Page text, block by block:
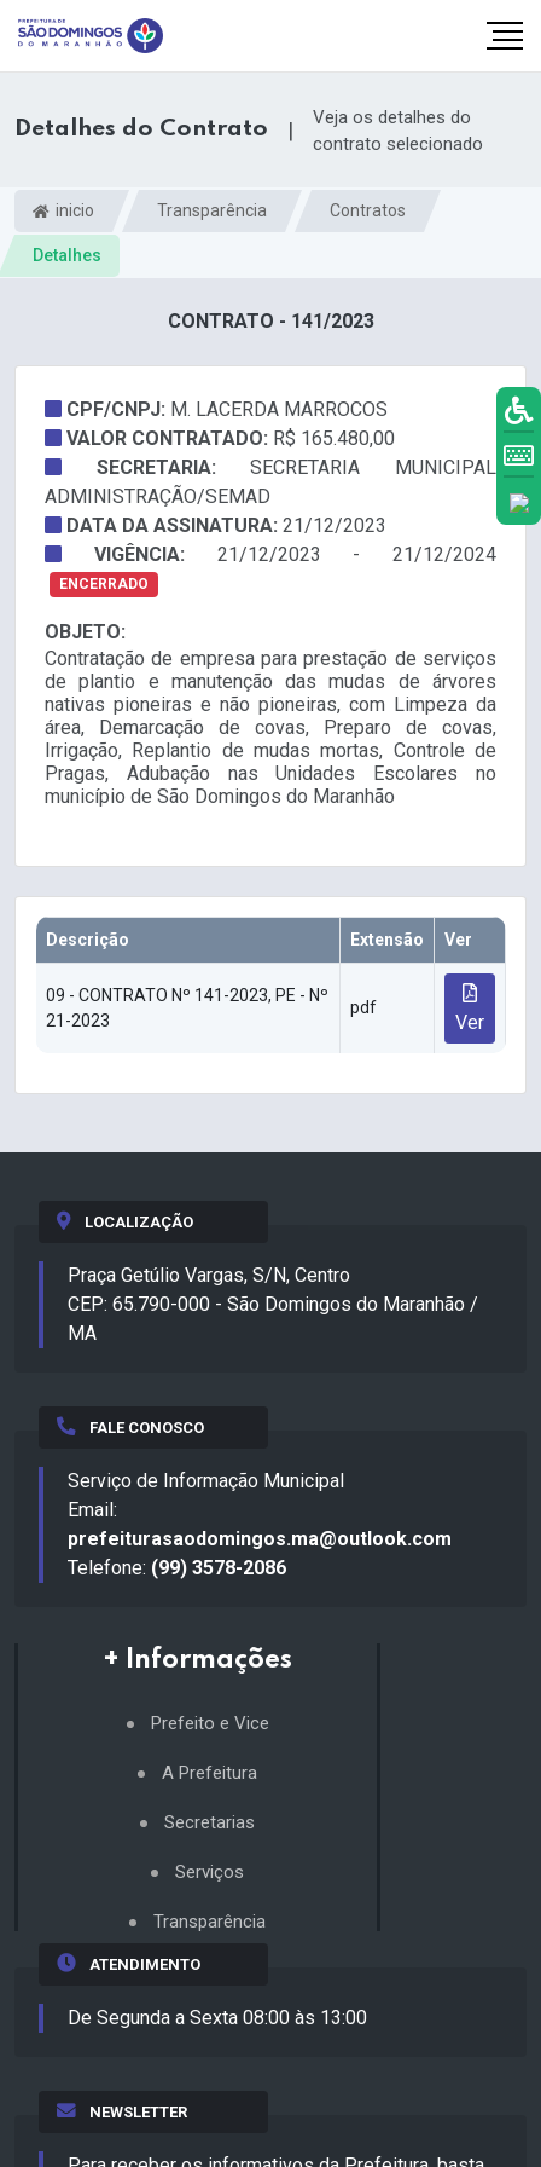
Detalhes do Contrato |
Veja os detalhes do
contrato selecionado
inicio Transparência Contratos
Detalhes
CONTRATO - 141/2023
CPF/CNPJ: M. LACERDA MARROCOS
VALOR CONTRATADO: R$ 165.480,00
SECRETARIA:SECRETARIA MUNICIPAL
ADMINISTRAÇÃO/SEMAD
DATA DA ASSINATURA: 21/12/2023
VIGÊNCIA: 21/12/2023 - 21/12/2024
ENCERRADO
OBJETO:
Contratação de empresa para prestação de serviços
de plantio e manutenção das mudas de árvores
nativas pioneiras e não pioneiras, com Limpeza da
área, Demarcação de covas, Preparo de covas,
Irrigação, Replantio de mudas mortas, Controle de
Pragas, Adubação nas Unidades Escolares no
município de São Domingos do Maranhão
Descrição Extensão Ver
09 - CONTRATO Nº 141-2023, PE - Nº
21-2023
pdf
Ver
LOCALIZAÇÃO
Praça Getúlio Vargas, S/N, Centro
CEP: 65.790-000 - São Domingos do Maranhão /
MA
FALE CONOSCO
Serviço de Informação Municipal
Email:
prefeiturasaodomingos.ma@outlook.com
Telefone: (99) 3578-2086
+ Informações
Prefeito e Vice
A Prefeitura
Secretarias
Serviços
Transparência
ATENDIMENTO
De Segunda a Sexta 08:00 às 13:00
NEWSLETTER